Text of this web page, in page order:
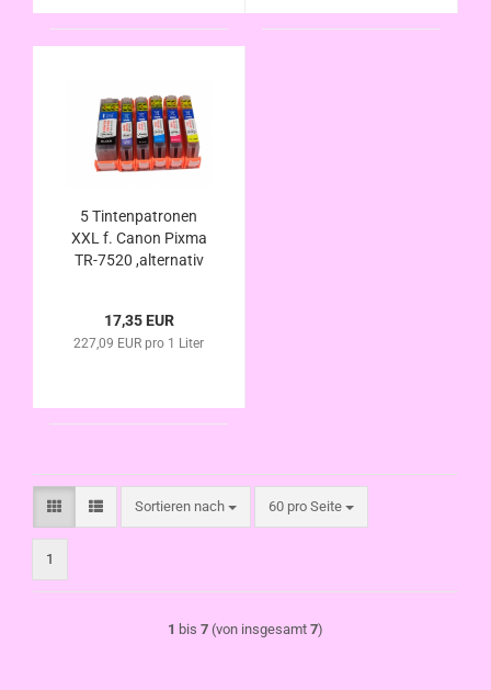
5 Tintenpatronen
XXL f. Canon Pixma
TR-7520 ,alternativ
17,35 EUR
227,09 EUR pro 1 Liter
Sortieren nach
Sortieren nach 60 pro Seite
pro Seite
1
1 bis 7 (von insgesamt 7)